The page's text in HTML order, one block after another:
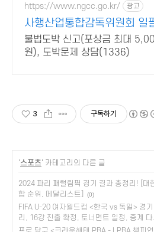
https://www.ngcc.go.kr/ 광고
사행산업통합감독위원회 일
오 공일일이
불법도박 신고(포상금 최대
원), 도박문제 상담(1336)
3 구독하기
'스포츠' 카테고리의 다른 글
2024 파리 패럴림픽 경기 결과 총정리! [대
합 순위, 메달리스트]
(0)
FIFA U-20 여자월드컵 <한국 vs 독일> 경
리, 16강 진출 확정, 토너먼트 일정, 중계 다